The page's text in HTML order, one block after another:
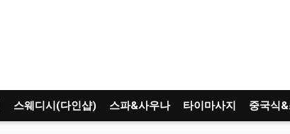
스웨디시(다인샵) 스파&사우나 타이마사지 중국식